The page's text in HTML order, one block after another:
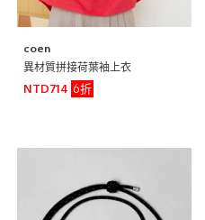
coen
異材質拼接荷葉袖上衣
NTD714
6折